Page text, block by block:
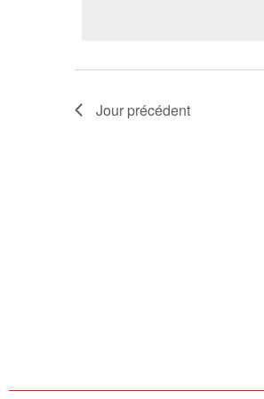
Jour précédent